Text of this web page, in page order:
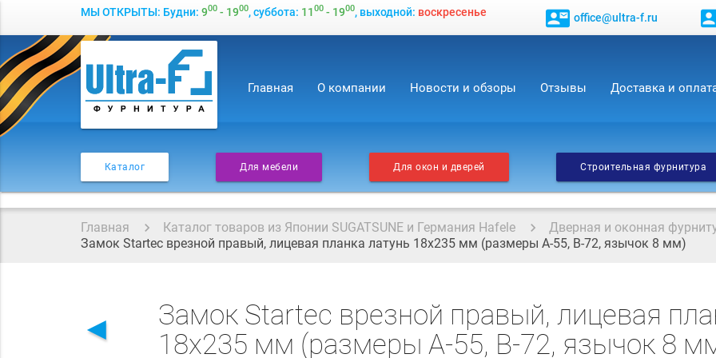
МЫ ОТКРЫТЫ: Будни: 900- 1900, суббота: 1100- 1900, выходной: воскресенье contact_mail office@ultra-f.ru
Главная О компании Новости и обзоры Отзывы Доставка и
Каталог Для мебели Для окон и дверей Строительная фурнитура
Главная Каталог товаров из Японии SUGATSUNE и Германия Hafele Дверная и оконная
Замок Startec врезной правый, лицевая планка латунь 18х235 мм (размеры А-55, В-72, язычок 8 мм)
◄
Замок Startec врезной правый, лицевая
18х235 мм (размеры А-55, В-72, язычок 8